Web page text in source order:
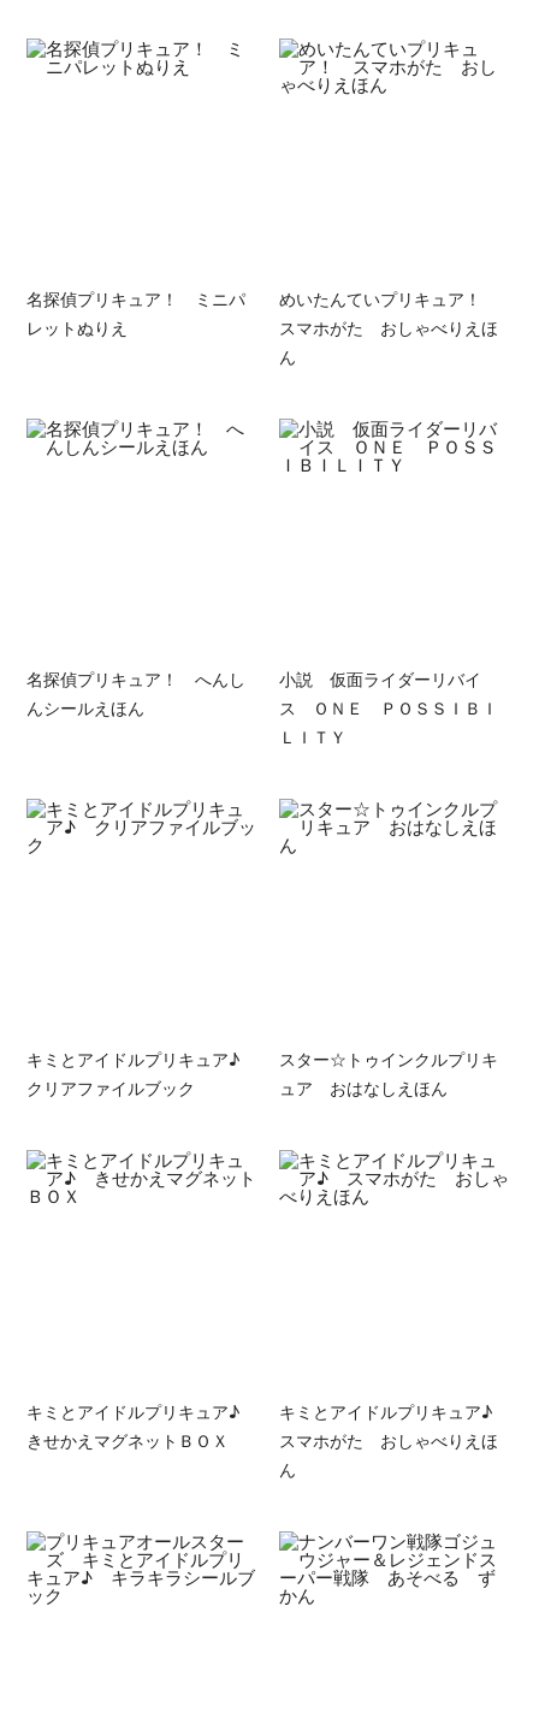
名探偵プリキュア！ ミニパ
レットぬりえ
めいたんていプリキュア！
スマホがた おしゃべりえほ
ん
名探偵プリキュア！ へんし
んシールえほん
小説 仮面ライダーリバイ
ス ＯＮＥ ＰＯＳＳＩＢＩ
ＬＩＴＹ
キミとアイドルプリキュア♪
クリアファイルブック
スター☆トゥインクルプリキ
ュア おはなしえほん
キミとアイドルプリキュア♪
きせかえマグネットＢＯＸ
キミとアイドルプリキュア♪
スマホがた おしゃべりえほ
ん